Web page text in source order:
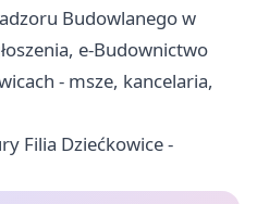
Budowlanego w
e-Budownictwo
- msze, kancelaria,
Filia Dziećkowice -